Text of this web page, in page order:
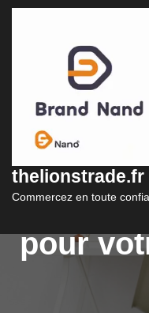
content
thelionstrade.fr
Commercez en toute
en
pour